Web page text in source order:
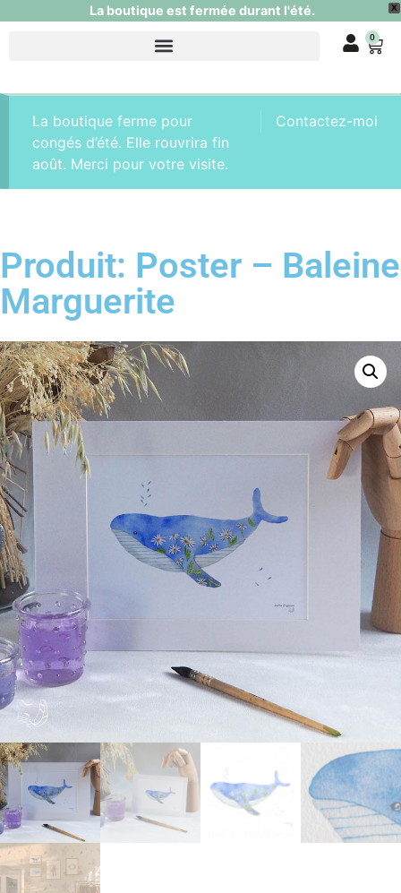
X
La boutique est fermée durant l'été.
0
Contactez-moi
La boutique ferme pour
congés d’été. Elle rouvrira fin
août. Merci pour votre visite.
Produit: Poster – Baleine
Marguerite